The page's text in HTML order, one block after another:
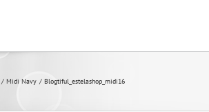
Midi Navy Blogtiful_estelashop_midi16